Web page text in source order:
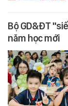
Bộ GD&ĐT
năm học mới